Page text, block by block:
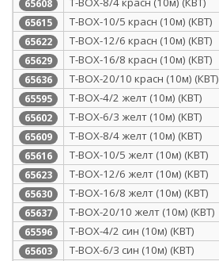
65608
65615 Т-BOX-10/5 красн (10м) (КВТ)
65622 Т-BOX-12/6 красн (10м) (КВТ)
65629 Т-BOX-16/8 красн (10м) (КВТ)
65636 Т-BOX-20/10 красн (10м) (КВТ)
65595 Т-BOX-4/2 желт (10м) (КВТ)
65602 Т-BOX-6/3 желт (10м) (КВТ)
65609 Т-BOX-8/4 желт (10м) (КВТ)
65616 Т-BOX-10/5 желт (10м) (КВТ)
65623 Т-BOX-12/6 желт (10м) (КВТ)
65630 Т-BOX-16/8 желт (10м) (КВТ)
65637 Т-BOX-20/10 желт (10м) (КВТ)
65596 Т-BOX-4/2 син (10м) (КВТ)
65603 Т-BOX-6/3 син (10м) (КВТ)